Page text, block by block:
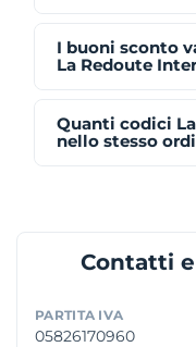
I buoni sconto
La Redoute
Quanti codici
nello stesso
Contatti
PARTITA IVA
05826170960